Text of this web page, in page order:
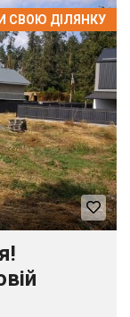
СВОЮ ДІЛЯНКУ